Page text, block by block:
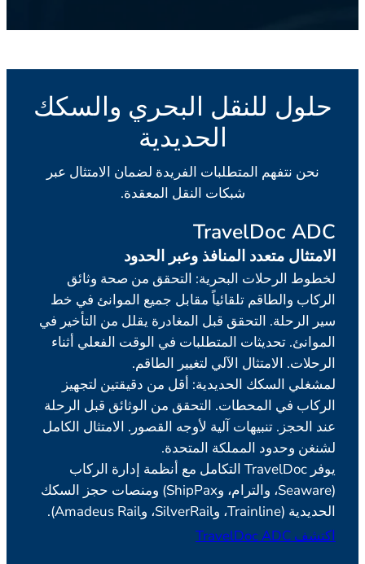
حلول للنقل البحري والسكك
الحديدية
نحن نتفهم المتطلبات الفريدة لضمان الامتثال عبر
شبكات النقل المعقدة.
TravelDoc ADC
الامتثال متعدد المنافذ وعبر الحدود
لخطوط الرحلات البحرية: التحقق من صحة وثائق
الركاب والطاقم تلقائياً مقابل جميع الموانئ في خط
سير الرحلة. التحقق قبل المغادرة يقلل من التأخير في
الموانئ. تحديثات المتطلبات في الوقت الفعلي أثناء
الرحلات. الامتثال الآلي لتغيير الطاقم.
لمشغلي السكك الحديدية: أقل من دقيقتين لتجهيز
الركاب في المحطات. التحقق من الوثائق قبل الرحلة
عند الحجز. تنبيهات آلية لأوجه القصور. الامتثال الكامل
لشنغن وحدود المملكة المتحدة.
يوفر TravelDoc التكامل مع أنظمة إدارة الركاب
(Seaware، والترام، وShipPax) ومنصات حجز السكك
الحديدية (Trainline، وSilverRail، وAmadeus Rail).
اكتشف TravelDoc ADC